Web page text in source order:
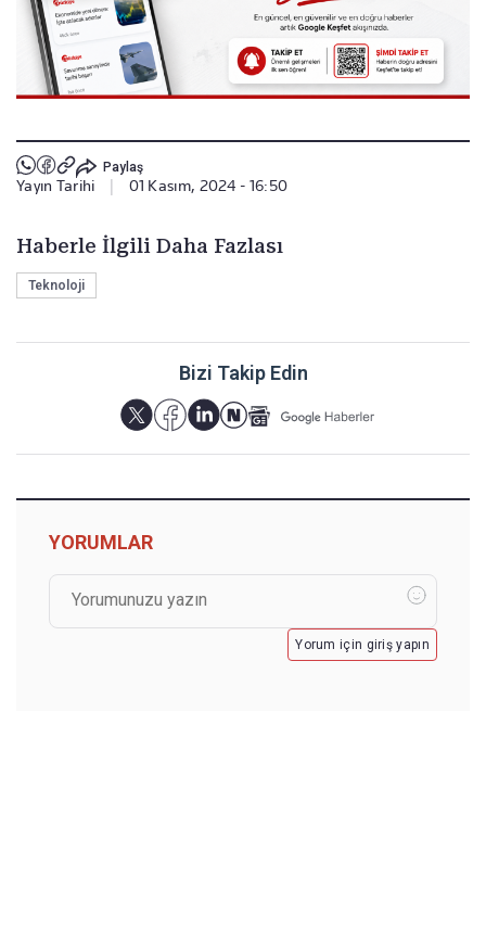
Paylaş
Yayın Tarihi 01 Kasım, 2024 - 16:50
Haberle İlgili Daha Fazlası
Teknoloji
Bizi Takip Edin
YORUMLAR
Yorum için giriş yapın